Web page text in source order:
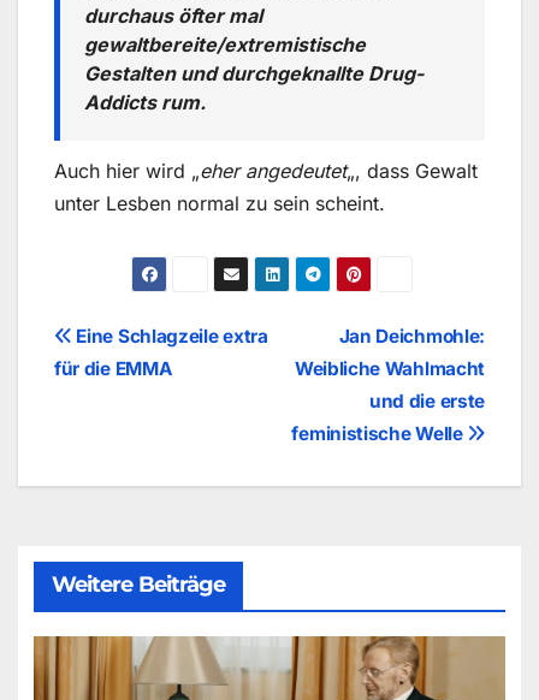
durchaus öfter mal
gewaltbereite/extremistische
Gestalten und durchgeknallte Drug-
Addicts rum.
Auch hier wird „eher angedeutet„, dass Gewalt
unter Lesben normal zu sein scheint.
BeitragsnavigationJan Deichmohle:
Weibliche Wahlmacht
und die erste
feministische Welle
Eine Schlagzeile extra
für die EMMA
Weitere Beiträge